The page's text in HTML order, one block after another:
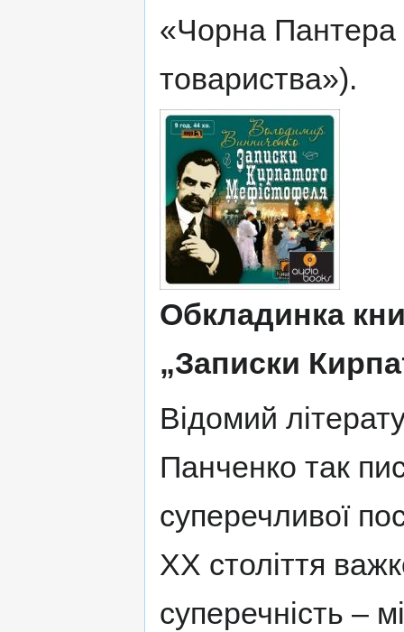
«Чорна Пантера
товариства»).
Обкладинка
„Записки
Відомий
Панченко так
суперечливої
ХХ століття
суперечність –